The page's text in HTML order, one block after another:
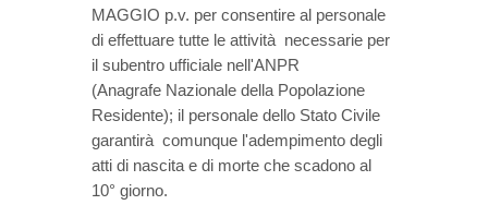
MAGGIO p.v. per consentire al personale
di effettuare tutte le attività necessarie per
il subentro ufficiale nell'ANPR
(Anagrafe Nazionale della Popolazione
Residente); il personale dello Stato Civile
garantirà comunque l'adempimento degli
atti di nascita e di morte che scadono al
10° giorno.